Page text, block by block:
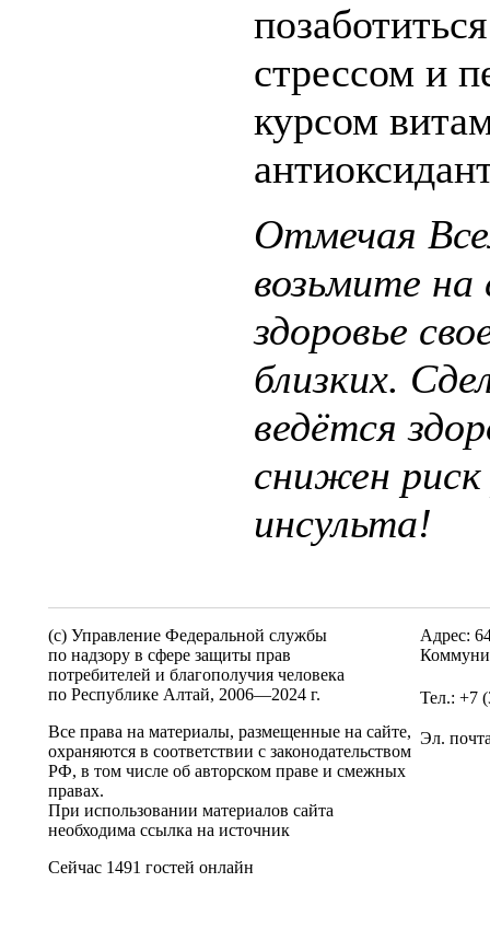
стрессом и
курсом
Отмечая
возьмите на
здоровье
близких.
ведётся
снижен риск
инсульта!
(c) Управление Федеральной службы
по надзору в сфере защиты прав
потребителей и благополучия человека
по Республике Алтай, 2006—2024 г.
Все права на материалы, размещенные на сайте,
охраняются в соответствии с законодательством
РФ, в том числе об авторском праве и смежных
правах.
При использовании материалов сайта
необходима ссылка на источник
Сейчас 1491 гостей онлайн
Адрес:
Тел.: +7
Эл.